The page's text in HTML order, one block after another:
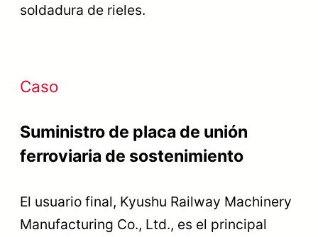
soldadura de rieles.
Caso
Suministro de placa de unión
ferroviaria de sostenimiento
El usuario final, Kyushu Railway Machinery
Manufacturing Co., Ltd., es el principal